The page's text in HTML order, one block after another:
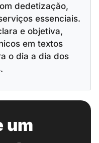
dedetização,
essenciais.
e objetiva,
em textos
o dia a dia dos
um